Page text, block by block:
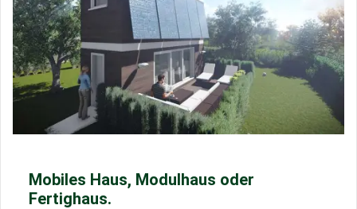
Mobiles Haus, Modulhaus oder
Fertighaus.